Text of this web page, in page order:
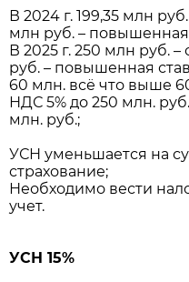
В 2024 г. 199,35 млн
млн руб. – повышенная
В 2025 г. 250 млн руб.
руб. – повышенная
60 млн. всё что выше
НДС 5% до 250 млн.
млн. руб.;
УСН уменьшается на
страхование;
Необходимо вести
учет.
УСН 15%